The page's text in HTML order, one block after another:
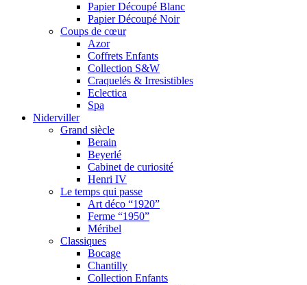
Papier Découpé Blanc
Papier Découpé Noir
Coups de cœur
Azor
Coffrets Enfants
Collection S&W
Craquelés & Irresistibles
Eclectica
Spa
Niderviller
Grand siècle
Berain
Beyerlé
Cabinet de curiosité
Henri IV
Le temps qui passe
Art déco “1920”
Ferme “1950”
Méribel
Classiques
Bocage
Chantilly
Collection Enfants